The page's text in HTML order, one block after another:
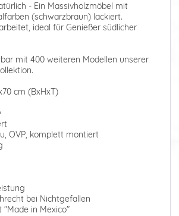
- Ein Massivholzmöbel mit
(schwarzbraun) lackiert.
ideal für Genießer südlicher
mit 400 weiteren Modellen unserer
cm (BxHxT)
OVP, komplett montiert
bei Nichtgefallen
"Made in Mexico"